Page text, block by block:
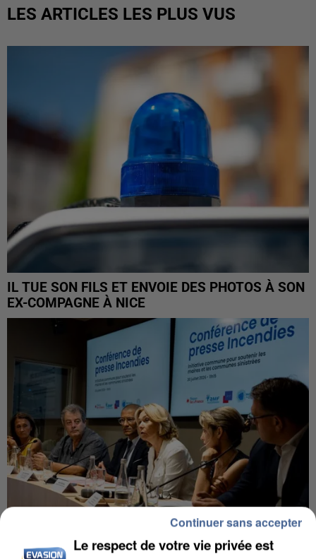
LES ARTICLES LES PLUS VUS
IL TUE SON FILS ET ENVOIE DES PHOTOS À SON
EX-COMPAGNE À NICE
Le respect de votre vie privée est
Continuer sans accepter